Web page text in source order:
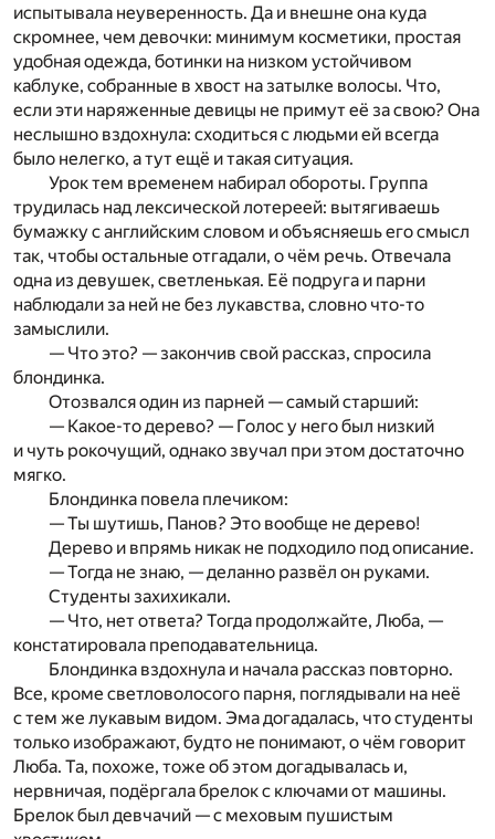
испытывала неуверенность. Да и внешне она куда
скромнее, чем девочки: минимум косметики, простая
удобная одежда, ботинки на низком устойчивом
каблуке, собранные в хвост на затылке волосы. Что,
если эти наряженные девицы не примут её за свою? Она
неслышно вздохнула: сходиться с людьми ей всегда
было нелегко, а тут ещё и такая ситуация.
Урок тем временем набирал обороты. Группа
трудилась над лексической лотереей: вытягиваешь
бумажку с английским словом и объясняешь его смысл
так, чтобы остальные отгадали, о чём речь. Отвечала
одна из девушек, светленькая. Её подруга и парни
наблюдали за ней не без лукавства, словно что-то
замыслили.
— Что это? — закончив свой рассказ, спросила
блондинка.
Отозвался один из парней — самый старший:
— Какое-то дерево? — Голос у него был низкий
и чуть рокочущий, однако звучал при этом достаточно
мягко.
Блондинка повела плечиком:
— Ты шутишь, Панов? Это вообще не дерево!
Дерево и впрямь никак не подходило под описание.
— Тогда не знаю, — деланно развёл он руками.
Студенты захихикали.
— Что, нет ответа? Тогда продолжайте, Люба, —
констатировала преподавательница.
Блондинка вздохнула и начала рассказ повторно.
Все, кроме светловолосого парня, поглядывали на неё
с тем же лукавым видом. Эма догадалась, что студенты
только изображают, будто не понимают, о чём говорит
Люба. Та, похоже, тоже об этом догадывалась и,
нервничая, подёргала брелок с ключами от машины.
Брелок был девчачий — с меховым пушистым